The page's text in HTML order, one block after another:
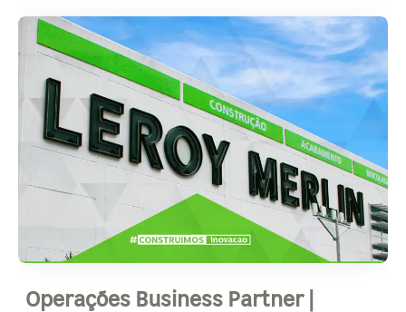
Operações Business Partner |